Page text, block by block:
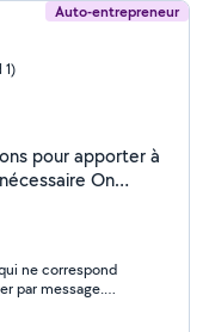
Auto-entrepreneur
1)
pour apporter à
On
sur mesure est
ne correspond
par message.